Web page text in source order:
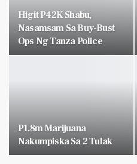
Higit P42K Shabu,
Nasamsam Sa Buy-Bust
Ops Ng Tanza Police
P1.8m Marijuana
Nakumpiska Sa 2 Tulak